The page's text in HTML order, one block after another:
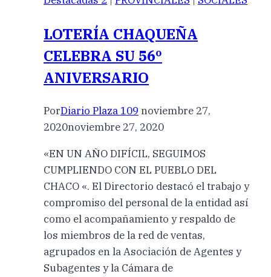
LOTERÍA CHAQUEÑA
CELEBRA SU 56º
ANIVERSARIO
PorDiario Plaza 109 noviembre 27,
2020noviembre 27, 2020
«EN UN AÑO DIFÍCIL, SEGUIMOS
CUMPLIENDO CON EL PUEBLO DEL
CHACO «. El Directorio destacó el trabajo y
compromiso del personal de la entidad así
como el acompañamiento y respaldo de
los miembros de la red de ventas,
agrupados en la Asociación de Agentes y
Subagentes y la Cámara de